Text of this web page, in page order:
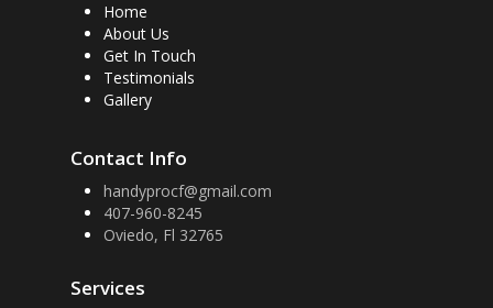
Home
About Us
Get In Touch
Testimonials
Gallery
Contact Info
handyprocf@gmail.com
407-960-8245
Oviedo, Fl 32765
Services